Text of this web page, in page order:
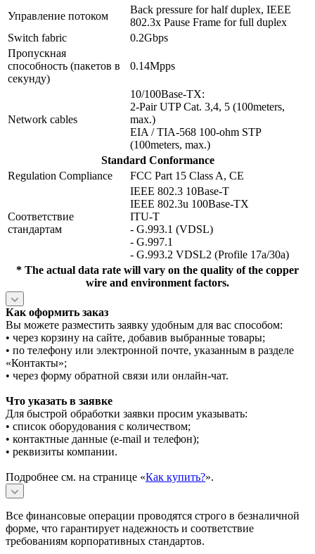
Управление потоком
Back pressure for half duplex, IEEE
802.3x Pause Frame for full duplex
Switch fabric
0.2Gbps
Пропускная
способность (пакетов в
секунду)
0.14Mpps
Network cables
10/100Base-TX:
2-Pair UTP Cat. 3,4, 5 (100meters,
max.)
EIA / TIA-568 100-ohm STP
(100meters, max.)
Standard Conformance
Regulation Compliance
FCC Part 15 Class A, CE
Соответствие
стандартам
IEEE 802.3 10Base-T
IEEE 802.3u 100Base-TX
ITU-T
- G.993.1 (VDSL)
- G.997.1
- G.993.2 VDSL2 (Profile 17a/30a)
* The actual data rate will vary on the quality of the copper
wire and environment factors.
Как оформить заказ
Вы можете разместить заявку удобным для вас способом:
• через корзину на сайте, добавив выбранные товары;
• по телефону или электронной почте, указанным в разделе
«Контакты»;
• через форму обратной связи или онлайн-чат.
Что указать в заявке
Для быстрой обработки заявки просим указывать:
• список оборудования с количеством;
• контактные данные (e-mail и телефон);
• реквизиты компании.
Подробнее см. на странице «Как купить?».
Все финансовые операции проводятся строго в безналичной
форме, что гарантирует надежность и соответствие
требованиям корпоративных стандартов.